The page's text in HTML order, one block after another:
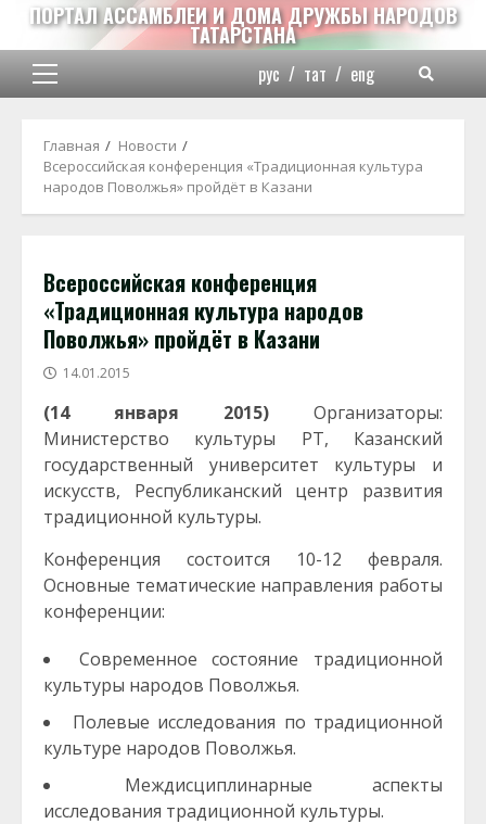
Перейти
содержимому
ПОРТАЛ АССАМБЛЕИ И ДОМА ДРУЖБЫ НАРОДОВ
ТАТАРСТАНА
Основное
рус / тат / eng
Главная
Новости
Всероссийская конференция «Традиционная культура
народов Поволжья» пройдёт в Казани
Всероссийская конференция
«Традиционная культура народов
Поволжья» пройдёт в Казани
14.01.2015
(14 января 2015) Организаторы:
Министерство культуры РТ, Казанский
государственный университет культуры и
искусств, Республиканский центр развития
традиционной культуры.
Конференция состоится 10-12 февраля.
Основные тематические направления работы
конференции:
Современное состояние традиционной
культуры народов Поволжья.
Полевые исследования по традиционной
культуре народов Поволжья.
Междисциплинарные аспекты
исследования традиционной культуры.